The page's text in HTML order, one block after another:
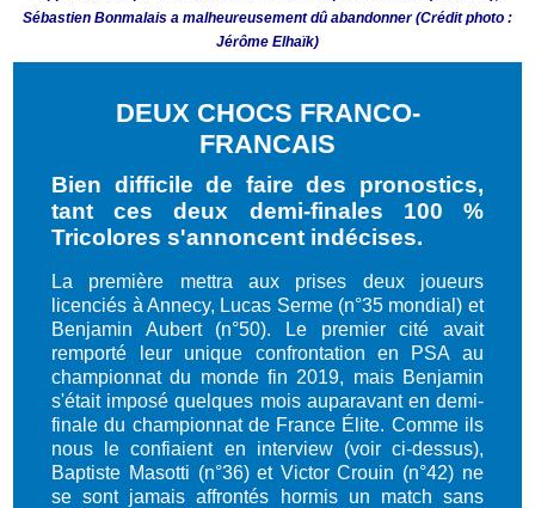
Sébastien Bonmalais a malheureusement dû abandonner (Crédit photo :
Jérôme Elhaïk)
DEUX CHOCS FRANCO-
FRANCAIS
Bien difficile de faire des pronostics,
tant ces deux demi-finales 100 %
Tricolores s'annoncent indécises.
La première mettra aux prises deux joueurs
licenciés à Annecy, Lucas Serme (n°35 mondial) et
Benjamin Aubert (n°50). Le premier cité avait
remporté leur unique confrontation en PSA au
championnat du monde fin 2019, mais Benjamin
s'était imposé quelques mois auparavant en demi-
finale du championnat de France Élite. Comme ils
nous le confiaient en interview (voir ci-dessus),
Baptiste Masotti (n°36) et Victor Crouin (n°42) ne
se sont jamais affrontés hormis un match sans